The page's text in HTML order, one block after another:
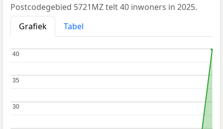
Postcodegebied 5721MZ telt 40 inwoners in 2025.
Grafiek
Tabel
30
30
35
35
40
40